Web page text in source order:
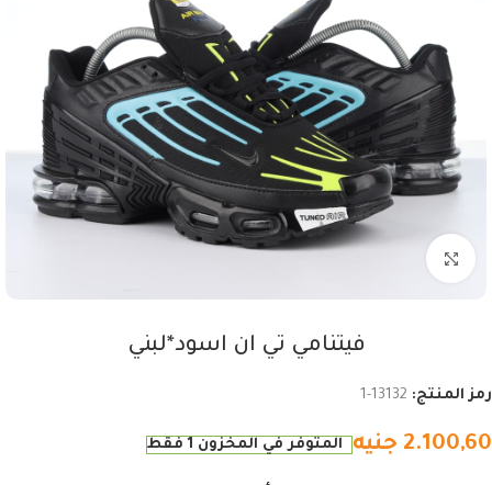
فيتنامي تي ان اسود*لبني
رمز المنتج: 13132-1
2.100,60 جنيه المتوفر في المخزون 1 فقط